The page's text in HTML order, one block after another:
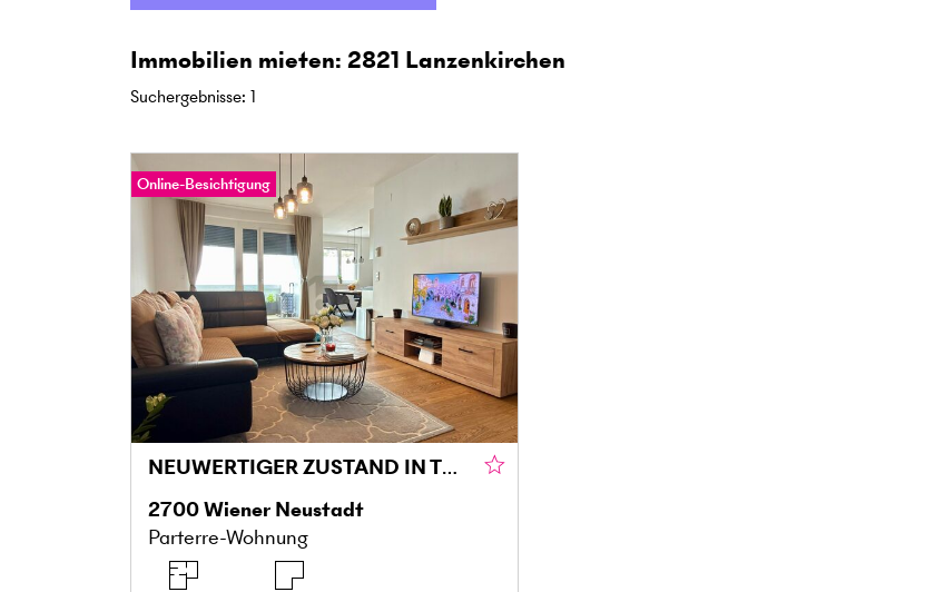
Immobilien mieten: 2821 Lanzenkirchen
Suchergebnisse: 1
Online-Besichtigung
NEUWERTIGER ZUSTAND IN TOP ZENTRALER LAGE - BARRIEREFREI
2700Wiener Neustadt
Parterre-Wohnung